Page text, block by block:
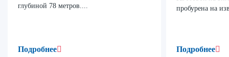
глубиной 78 метров....
Подробнее
пробурена на
Подробнее